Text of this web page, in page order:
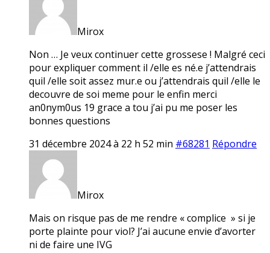
Mirox
Non … Je veux continuer cette grossese ! Malgré ceci
pour expliquer comment il /elle es né.e j’attendrais
quil /elle soit assez mur.e ou j’attendrais quil /elle le
decouvre de soi meme pour le enfin merci
an0nym0us 19 grace a tou j’ai pu me poser les
bonnes questions
31 décembre 2024 à 22 h 52 min #68281 Répondre
Mirox
Mais on risque pas de me rendre « complice » si je
porte plainte pour viol? J’ai aucune envie d’avorter
ni de faire une IVG